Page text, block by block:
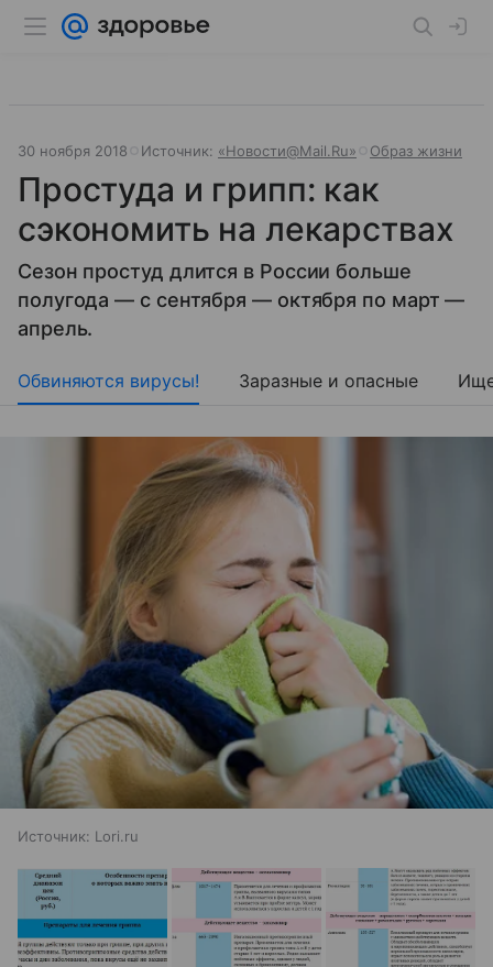
30 ноября 2018 Источник: «Новости@Mail.Ru» Образ жизни
Простуда и грипп: как
сэкономить на лекарствах
Сезон простуд длится в России больше
полугода — с сентября — октября по март —
апрель.
Обвиняются вирусы! Заразные и опасные
Источник: Lori.ru